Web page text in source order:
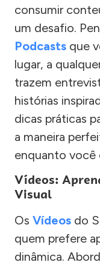
consumir
um desafio.
Podcasts que
lugar, a
trazem
histórias
dicas práticas
a maneira
enquanto você
Vídeos:
Visual
Os Vídeos do
quem prefere
dinâmica.